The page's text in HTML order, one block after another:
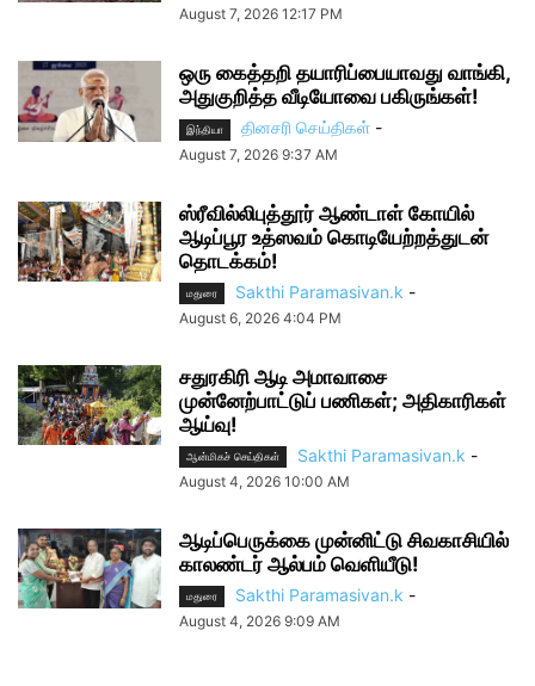
August 7, 2026 12:17 PM
ஒரு கைத்தறி தயாரிப்பையாவது வாங்கி,
அதுகுறித்த வீடியோவை பகிருங்கள்!
இந்தியா தினசரி செய்திகள் -
August 7, 2026 9:37 AM
ஸ்ரீவில்லிபுத்தூர் ஆண்டாள் கோயில்
ஆடிப்பூர உத்ஸவம் கொடியேற்றத்துடன்
தொடக்கம்!
மதுரை Sakthi Paramasivan.k -
August 6, 2026 4:04 PM
சதுரகிரி ஆடி அமாவாசை
முன்னேற்பாட்டுப் பணிகள்; அதிகாரிகள்
ஆய்வு!
ஆன்மிகச் செய்திகள் Sakthi Paramasivan.k -
August 4, 2026 10:00 AM
ஆடிப்பெருக்கை முன்னிட்டு சிவகாசியில்
காலண்டர் ஆல்பம் வெளியீடு!
மதுரை Sakthi Paramasivan.k -
August 4, 2026 9:09 AM